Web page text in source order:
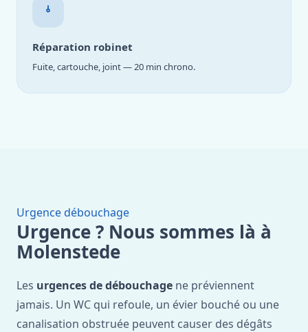
Réparation robinet
Fuite, cartouche, joint — 20 min chrono.
Urgence débouchage
Urgence ? Nous sommes là à
Molenstede
Les urgences de débouchage ne préviennent
jamais. Un WC qui refoule, un évier bouché ou une
canalisation obstruée peuvent causer des dégâts